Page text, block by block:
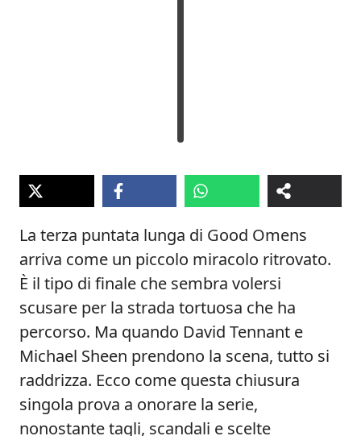
La terza puntata lunga di Good Omens
arriva come un piccolo miracolo ritrovato.
È il tipo di finale che sembra volersi
scusare per la strada tortuosa che ha
percorso. Ma quando David Tennant e
Michael Sheen prendono la scena, tutto si
raddrizza. Ecco come questa chiusura
singola prova a onorare la serie,
nonostante tagli, scandali e scelte